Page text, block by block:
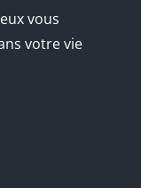
vous
votre vie